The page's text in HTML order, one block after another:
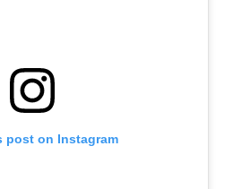
post on Instagram